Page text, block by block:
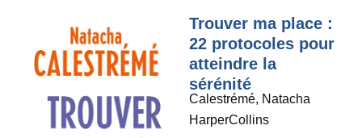
Trouver ma place :
22 protocoles pour
atteindre la
sérénité
Calestrémé, Natacha
HarperCollins